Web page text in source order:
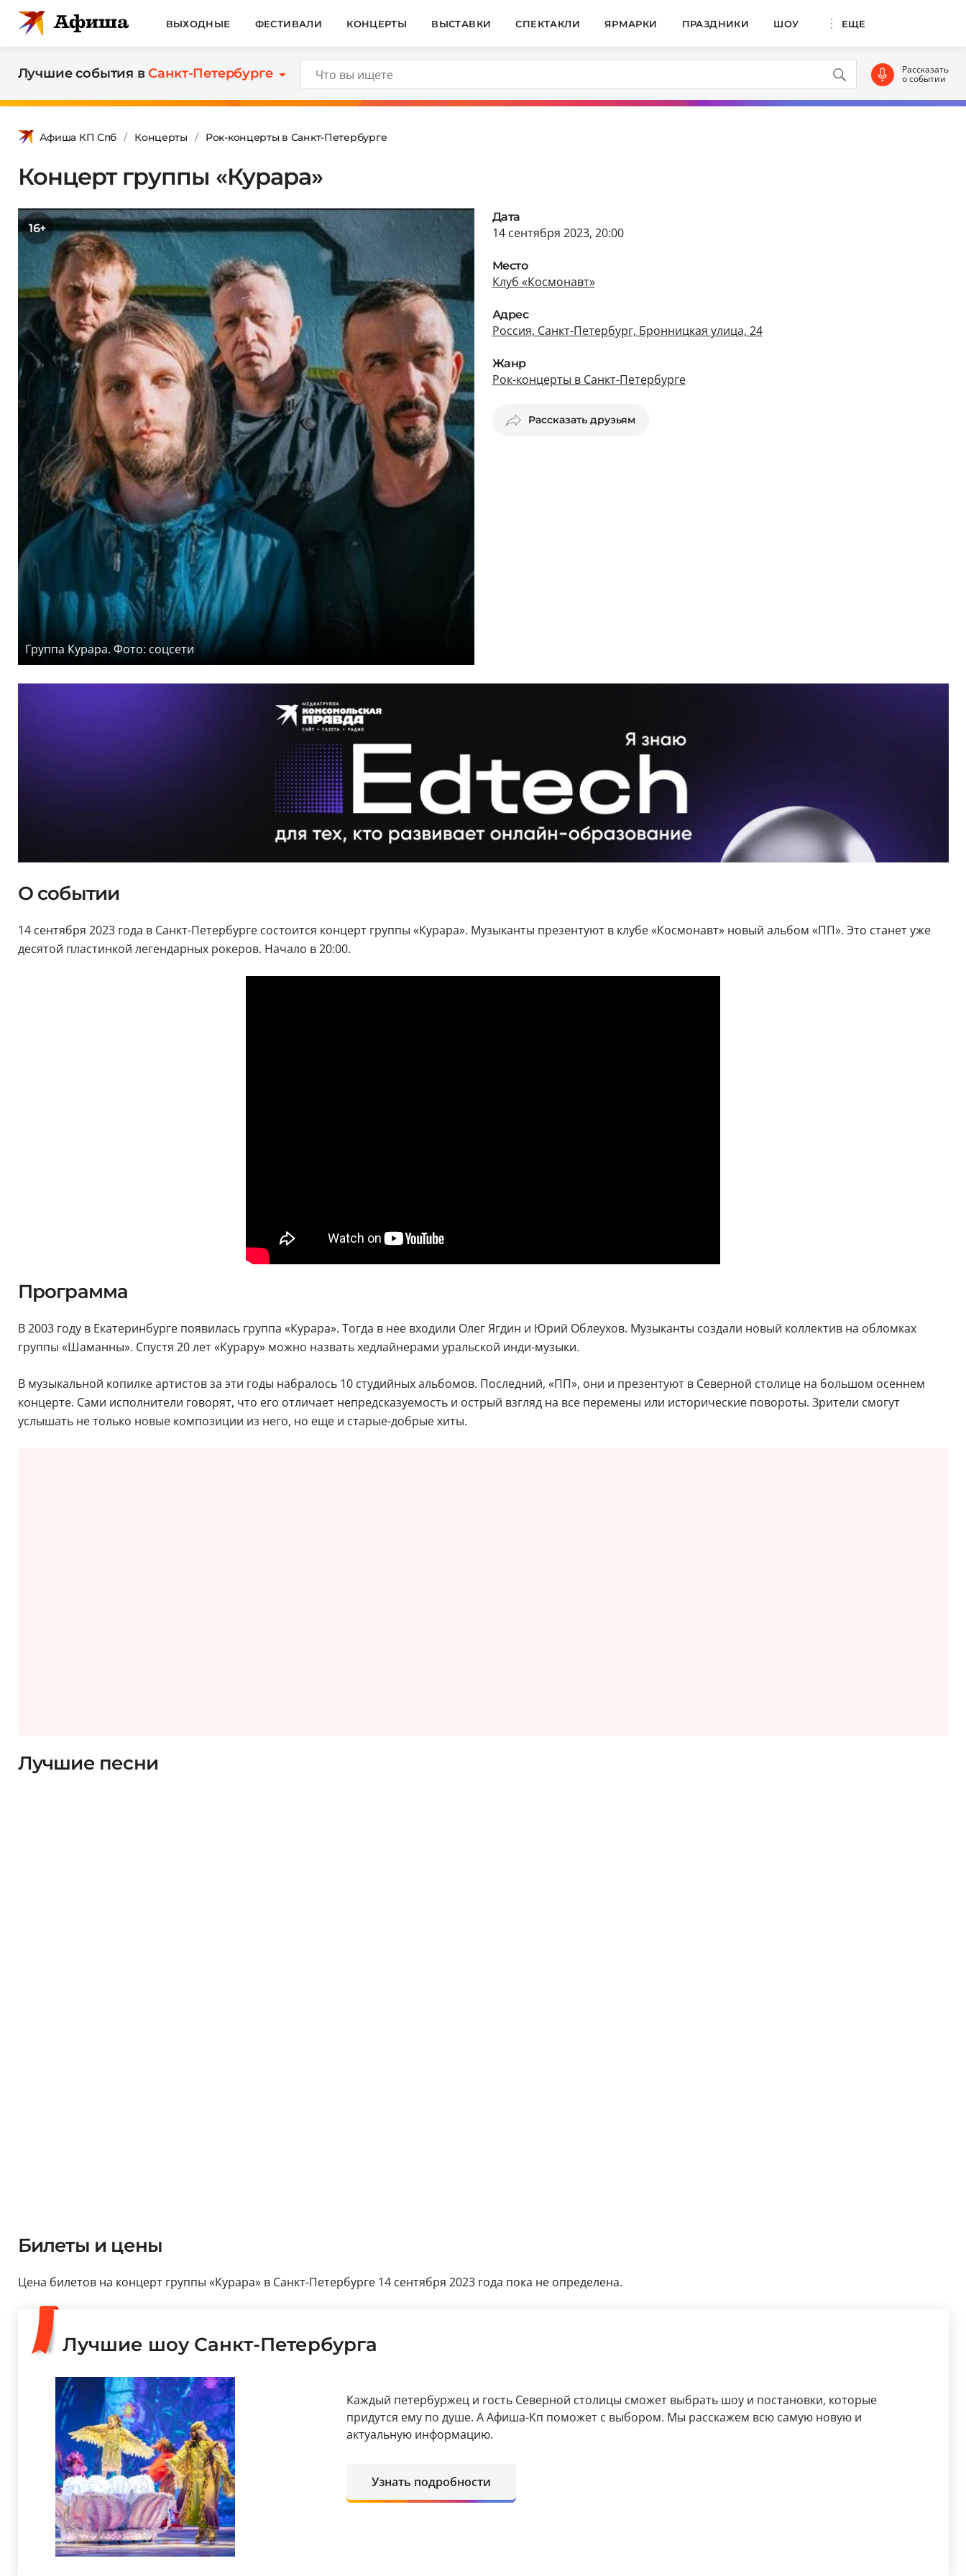
ВЫХОДНЫЕ ФЕСТИВАЛИ КОНЦЕРТЫ ВЫСТАВКИ СПЕКТАКЛИ ЯРМАРКИ ПРАЗДНИКИ ШОУ ЕЩЕ
Лучшие события вСанкт-Петербурге Рассказать
о событии
Афиша КП Спб Концерты Рок-концерты в Санкт-Петербурге
Концерт группы «Курара»
16+
Группа Курара. Фото: соцсети
Дата
14 сентября 2023, 20:00
Место
Клуб «Космонавт»
Адрес
Россия, Санкт-Петербург, Бронницкая улица, 24
Жанр
Рок-концерты в Санкт-Петербурге
Рассказать друзьям
О событии
14 сентября 2023 года в Санкт-Петербурге состоится концерт группы «Курара». Музыканты презентуют в клубе «Космонавт» новый альбом «ПП». Это станет уже
десятой пластинкой легендарных рокеров. Начало в 20:00.
Программа
В 2003 году в Екатеринбурге появилась группа «Курара». Тогда в нее входили Олег Ягдин и Юрий Облеухов. Музыканты создали новый коллектив на обломках
группы «Шаманны». Спустя 20 лет «Курару» можно назвать хедлайнерами уральской инди-музыки.
В музыкальной копилке артистов за эти годы набралось 10 студийных альбомов. Последний, «ПП», они и презентуют в Северной столице на большом осеннем
концерте. Сами исполнители говорят, что его отличает непредсказуемость и острый взгляд на все перемены или исторические повороты. Зрители смогут
услышать не только новые композиции из него, но еще и старые-добрые хиты.
Лучшие песни
Билеты и цены
Цена билетов на концерт группы «Курара» в Санкт-Петербурге 14 сентября 2023 года пока не определена.
Лучшие шоу Санкт-Петербурга
Каждый петербуржец и гость Северной столицы сможет выбрать шоу и постановки, которые
придутся ему по душе. А Афиша-Кп поможет с выбором. Мы расскажем всю самую новую и
актуальную информацию.
Узнать подробности